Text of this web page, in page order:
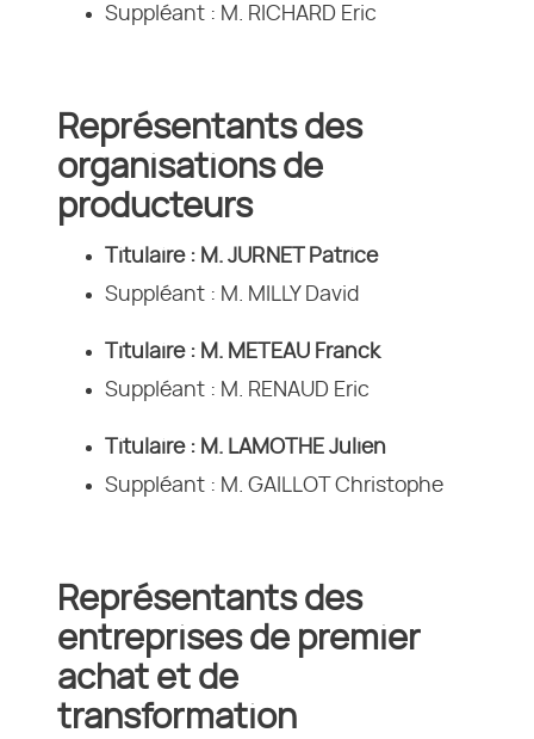
Suppléant : M. RICHARD Eric
Représentants des
organisations de
producteurs
Titulaire : M. JURNET Patrice
Suppléant : M. MILLY David
Titulaire : M. METEAU Franck
Suppléant : M. RENAUD Eric
Titulaire : M. LAMOTHE Julien
Suppléant : M. GAILLOT Christophe
Représentants des
entreprises de premier
achat et de
transformation